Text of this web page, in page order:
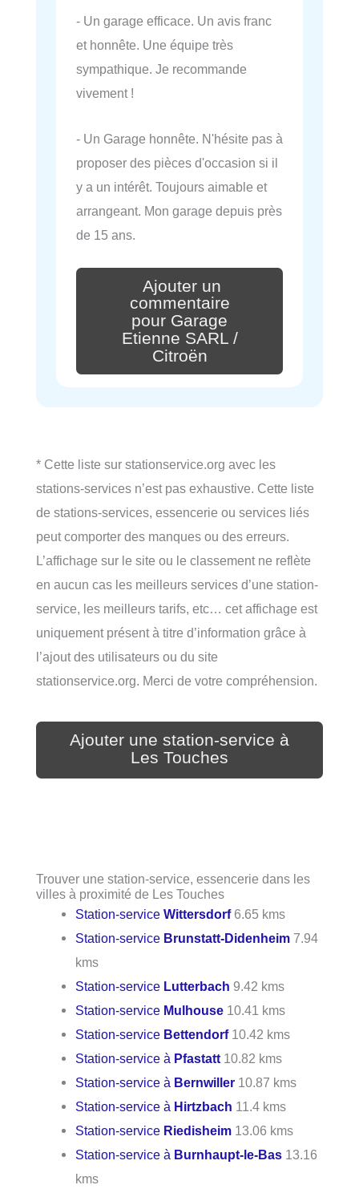
- Un garage efficace. Un avis franc
et honnête. Une équipe très
sympathique. Je recommande
vivement !
- Un Garage honnête. N'hésite pas à
proposer des pièces d'occasion si il
y a un intérêt. Toujours aimable et
arrangeant. Mon garage depuis près
de 15 ans.
Ajouter un
commentaire
pour Garage
Etienne SARL /
Citroën
* Cette liste sur stationservice.org avec les
stations-services n’est pas exhaustive. Cette liste
de stations-services, essencerie ou services liés
peut comporter des manques ou des erreurs.
L’affichage sur le site ou le classement ne reflète
en aucun cas les meilleurs services d’une station-
service, les meilleurs tarifs, etc… cet affichage est
uniquement présent à titre d’information grâce à
l’ajout des utilisateurs ou du site
stationservice.org. Merci de votre compréhension.
Ajouter une station-service à
Les Touches
Trouver une station-service, essencerie dans les
villes à proximité de Les Touches
Station-serviceWittersdorf6.65 kms
Station-service Brunstatt-Didenheim 7.94
kms
Station-service Lutterbach 9.42 kms
Station-service Mulhouse 10.41 kms
Station-service Bettendorf10.42 kms
Station-service à Pfastatt 10.82 kms
Station-service à Bernwiller 10.87 kms
Station-service à Hirtzbach 11.4 kms
Station-service Riedisheim 13.06 kms
Station-service à Burnhaupt-le-Bas 13.16
kms